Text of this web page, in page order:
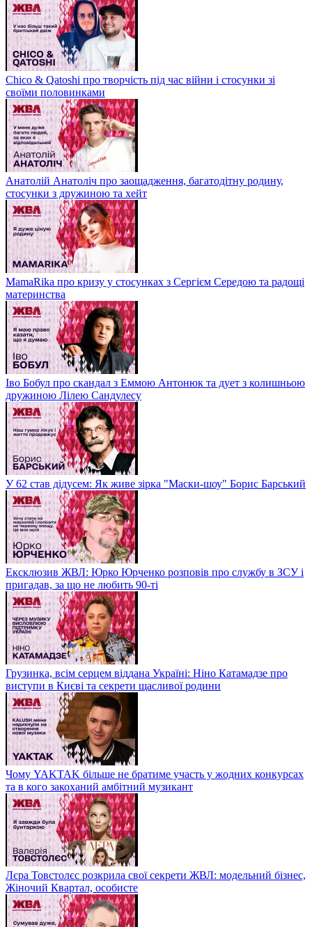
Chico & Qatoshi про творчість під час війни і стосунки зі
своїми половинками
Анатолій Анатоліч про заощадження, багатодітну родину,
стосунки з дружиною та хейт
MamaRika про кризу у стосунках з Сергієм Середою та радощі
материнства
Іво Бобул про скандал з Еммою Антонюк та дует з колишньою
дружиною Лілею Сандулесу
У 62 став дідусем: Як живе зірка "Маски-шоу" Борис Барський
Ексклюзив ЖВЛ: Юрко Юрченко розповів про службу в ЗСУ і
пригадав, за що не любить 90-ті
Грузинка, всім серцем віддана Україні: Ніно Катамадзе про
виступи в Києві та секрети щасливої родини
Чому YAKTAK більше не братиме участь у жодних конкурсах
та в кого закоханий амбітний музикант
Лєра Товстолєс розкрила свої секрети ЖВЛ: модельний бізнес,
Жіночий Квартал, особисте